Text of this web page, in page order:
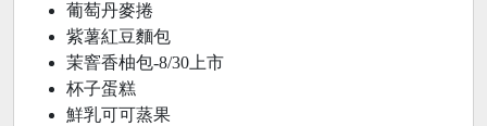
葡萄丹麥捲
紫薯紅豆麵包
茉窨香柚包-8/30上市
杯子蛋糕
鮮乳可可蒸果